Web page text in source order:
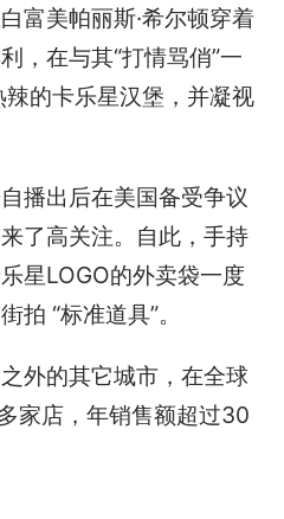
富美帕丽斯·希尔顿穿着
，在与其“打情骂俏”一
的卡乐星汉堡，并凝视
播出后在美国备受争议
了高关注。自此，手持
星LOGO的外卖袋一度
拍 “标准道具”。
外的其它城市，在全球
家店，年销售额超过30